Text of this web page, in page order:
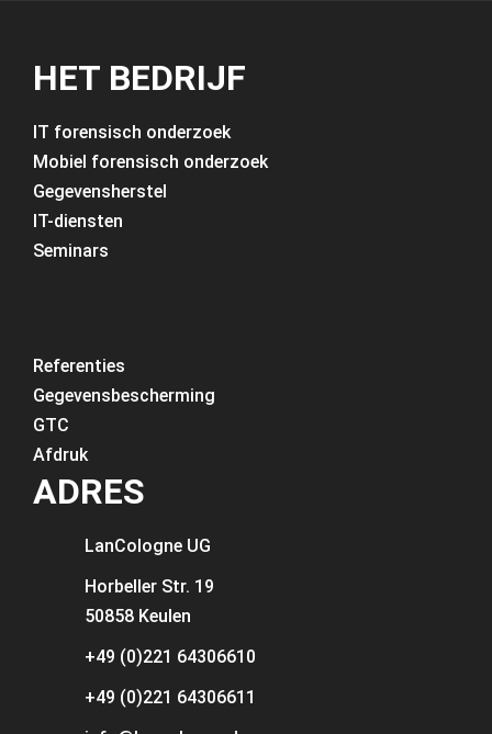
HET BEDRIJF
IT forensisch onderzoek
Mobiel forensisch onderzoek
Gegevensherstel
IT-diensten
Seminars
Referenties
Gegevensbescherming
GTC
Afdruk
ADRES
LanCologne UG
Horbeller Str. 19
50858 Keulen
+49 (0)221 64306610
+49 (0)221 64306611